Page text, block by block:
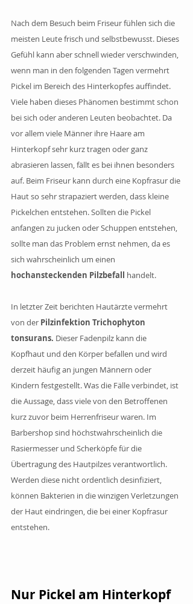
Nach dem Besuch beim Friseur fühlen sich die
meisten Leute frisch und selbstbewusst. Dieses
Gefühl kann aber schnell wieder verschwinden,
wenn man in den folgenden Tagen vermehrt
Pickel im Bereich des Hinterkopfes auffindet.
Viele haben dieses Phänomen bestimmt schon
bei sich oder anderen Leuten beobachtet. Da
vor allem viele Männer ihre Haare am
Hinterkopf sehr kurz tragen oder ganz
abrasieren lassen, fällt es bei ihnen besonders
auf. Beim Friseur kann durch eine Kopfrasur die
Haut so sehr strapaziert werden, dass kleine
Pickelchen entstehen. Sollten die Pickel
anfangen zu jucken oder Schuppen entstehen,
sollte man das Problem ernst nehmen, da es
sich wahrscheinlich um einen
hochansteckenden Pilzbefall handelt.
In letzter Zeit berichten Hautärzte vermehrt
von der Pilzinfektion Trichophyton
tonsurans. Dieser Fadenpilz kann die
Kopfhaut und den Körper befallen und wird
derzeit häufig an jungen Männern oder
Kindern festgestellt. Was die Fälle verbindet, ist
die Aussage, dass viele von den Betroffenen
kurz zuvor beim Herrenfriseur waren. Im
Barbershop sind höchstwahrscheinlich die
Rasiermesser und Scherköpfe für die
Übertragung des Hautpilzes verantwortlich.
Werden diese nicht ordentlich desinfiziert,
können Bakterien in die winzigen Verletzungen
der Haut eindringen, die bei einer Kopfrasur
entstehen.
Nur Pickel am Hinterkopf